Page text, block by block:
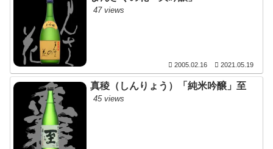
47 views
2005.02.16 2021.05.19
真稜（しんりょう）「純米吟醸」至
45 views